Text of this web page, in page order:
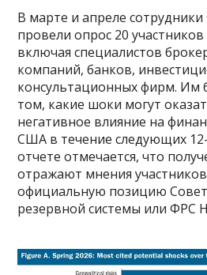
В марте и апреле
провели опрос 20
включая специалистов
компаний, банков,
консультационных фирм. Им
том, какие шоки могут
негативное влияние на
США в течение следующих
отчете отмечается, что
отражают мнения
официальную позицию
резервной системы или ФРС